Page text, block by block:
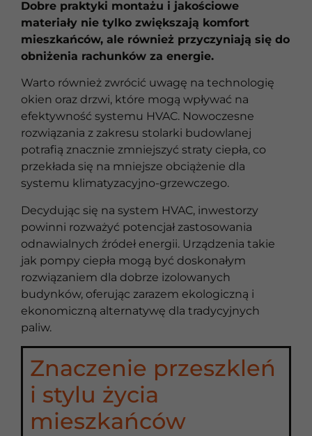
Dobre praktyki montażu i jakościowe
materiały nie tylko zwiększają komfort
mieszkańców, ale również przyczyniają się do
obniżenia rachunków za energie.
Warto również zwrócić uwagę na technologię
okien oraz drzwi, które mogą wpływać na
efektywność systemu HVAC. Nowoczesne
rozwiązania z zakresu stolarki budowlanej
potrafią znacznie zmniejszyć straty ciepła, co
przekłada się na mniejsze obciążenie dla
systemu klimatyzacyjno-grzewczego.
Decydując się na system HVAC, inwestorzy
powinni rozważyć potencjał zastosowania
odnawialnych źródeł energii. Urządzenia takie
jak pompy ciepła mogą być doskonałym
rozwiązaniem dla dobrze izolowanych
budynków, oferując zarazem ekologiczną i
ekonomiczną alternatywę dla tradycyjnych
paliw.
Znaczenie przeszkleń
i stylu życia
mieszkańców